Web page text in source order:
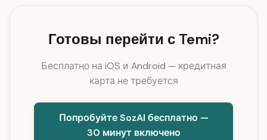
Готовы перейти с Temi?
Бесплатно на iOS и Android — кредитная
карта не требуется
Попробуйте SozAI бесплатно —
30 минут включено